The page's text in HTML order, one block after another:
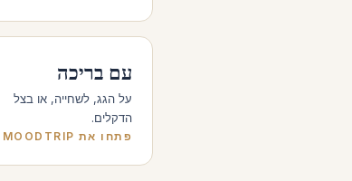
עם בריכה
על הגג, לשחייה, או בצל
הדקלים.
פתחו את MOODTRIP →